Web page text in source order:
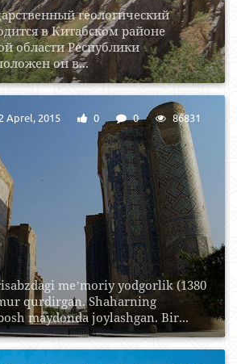
геологический
в Китабском районе
области Республики
он в...
meʼmoriy yodgorlik (1380
qurdirgan. Shaharning
maydonda joylashgan. Bir...
Aprel, 2015 0 0 86831